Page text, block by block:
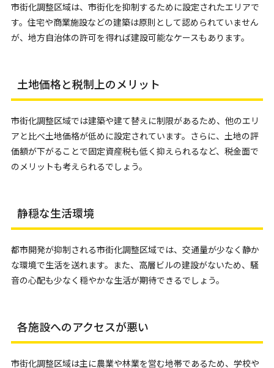
市街化調整区域は、市街化を抑制するために設定されたエリアで
す。住宅や商業施設などの建築は原則として認められていません
が、地方自治体の許可を得れば建設可能なケースもあります。
土地価格と税制上のメリット
市街化調整区域では建築や建て替えに制限があるため、他のエリ
アと比べ土地価格が低めに設定されています。さらに、土地の評
価額が下がることで固定資産税も低く抑えられるなど、税金面で
のメリットも考えられるでしょう。
静穏な生活環境
都市開発が抑制される市街化調整区域では、交通量が少なく静か
な環境で生活を送れます。また、高層ビルの建設がないため、騒
音の心配も少なく穏やかな生活が期待できるでしょう。
各施設へのアクセスが悪い
市街化調整区域は主に農業や林業を営む地帯であるため、学校や